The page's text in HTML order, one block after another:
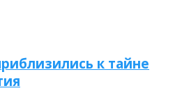
к тайне